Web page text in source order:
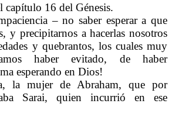
capítulo 16 del Génesis.
– no saber esperar a que
y precipitarnos a hacerlas nosotros
y quebrantos, los cuales muy
haber evitado, de haber
esperando en Dios!
la mujer de Abraham, que por
Sarai, quien incurrió en ese